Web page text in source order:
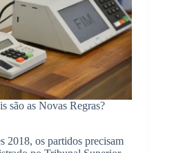
são as Novas Regras?
2018, os partidos precisam